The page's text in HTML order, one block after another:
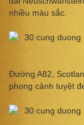
nhiều màu sắc.
Đường A82,
phong cảnh tuyệt